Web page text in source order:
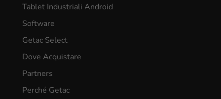
Tablet Industriali Android
Software
Getac Select
Dove Acquistare
Partners
Perché Getac